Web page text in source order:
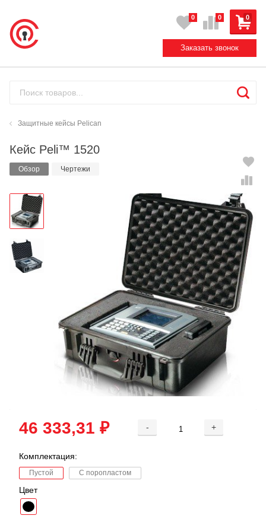
0
0 0
Заказать звонок
Защитные кейсы Pelican
Кейс Peli™ 1520
Обзор Чертежи
46 333,31 ₽ - +
Комплектация:
Пустой С поропластом
Цвет